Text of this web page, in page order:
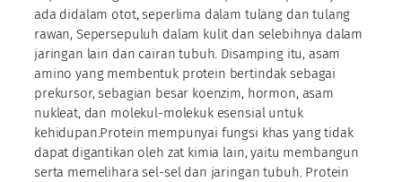
ada didalam otot, seperlima dalam tulang dan tulang
rawan, Sepersepuluh dalam kulit dan selebihnya dalam
jaringan lain dan cairan tubuh. Disamping itu, asam
amino yang membentuk protein bertindak sebagai
prekursor, sebagian besar koenzim, hormon, asam
nukleat, dan molekul-molekuk esensial untuk
kehidupan.Protein mempunyai fungsi khas yang tidak
dapat digantikan oleh zat kimia lain, yaitu membangun
serta memelihara sel-sel dan jaringan tubuh. Protein